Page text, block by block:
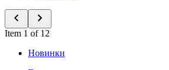
Item 1 of 12
Новинки